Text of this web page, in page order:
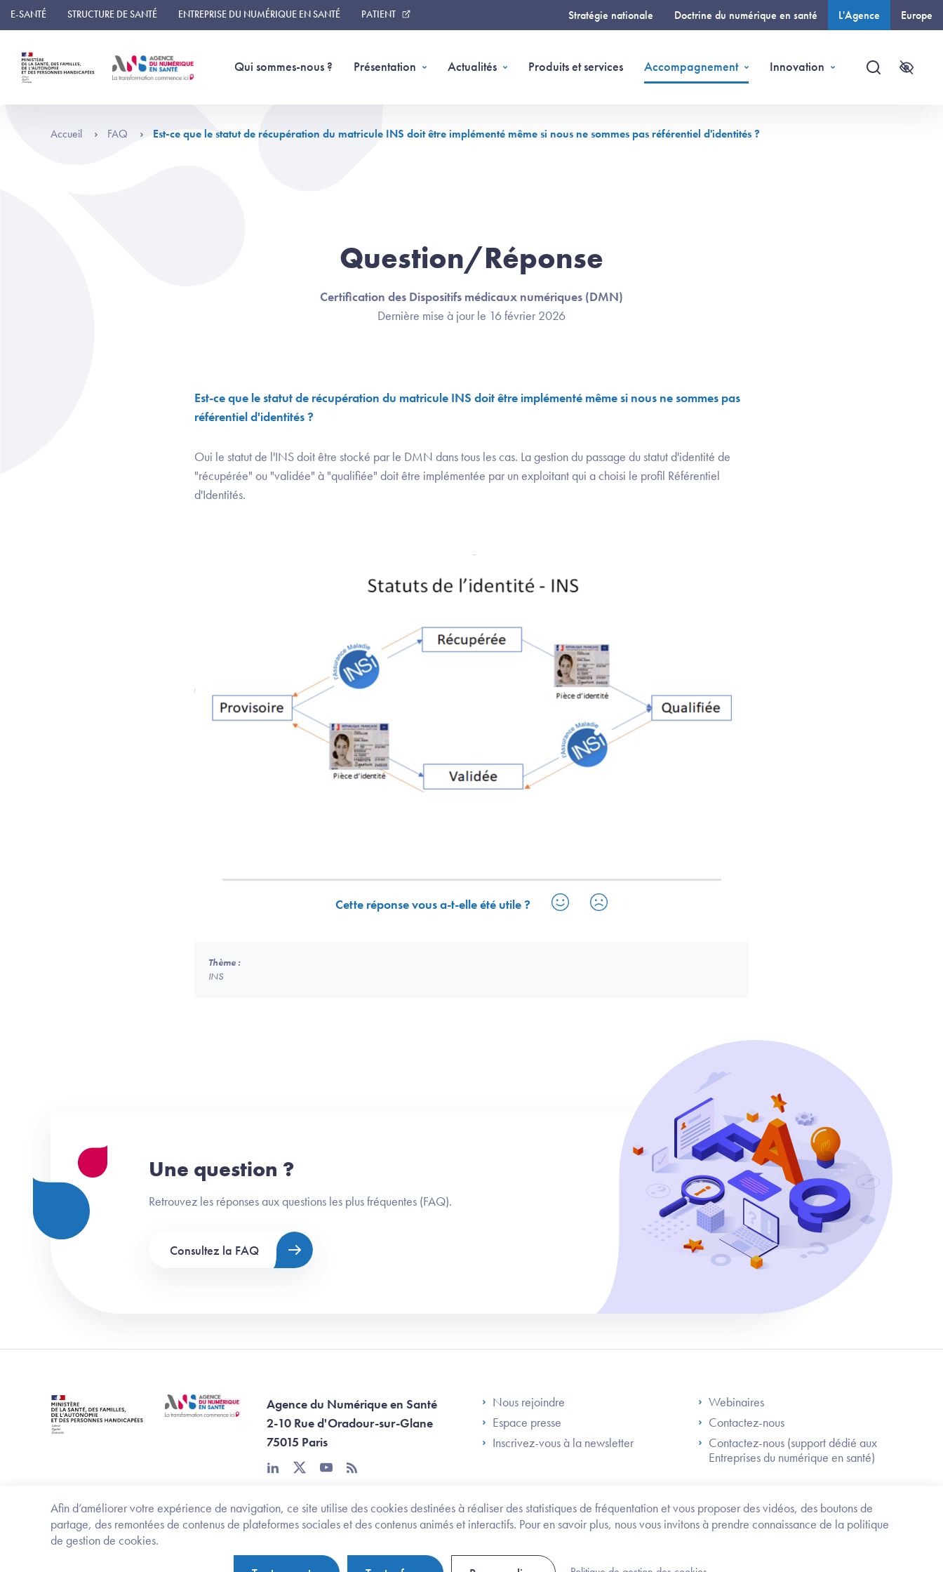
Panneau de gestion des cookies
Afin d’améliorer votre expérience de navigation, ce site utilise des cookies destinées à réaliser des statistiques de fréquentation et vous proposer des vidéos, des boutons de
partage, des remontées de contenus de plateformes sociales et des contenus animés et interactifs. Pour en savoir plus, nous vous invitons à prendre connaissance de la politique
de gestion de cookies.
E-SANTÉ STRUCTURE DE SANTÉ ENTREPRISE DU NUMÉRIQUE EN SANTÉ PATIENT Stratégie nationale Doctrine du numérique en santé L'Agence Europe
Qui sommes-nous ? Présentation Actualités Produits et services Accompagnement Innovation
Recherche
Trouvez
Accueil FAQ Est-ce que le statut de récupération du matricule INS doit être implémenté même si nous ne sommes pas référentiel d'identités ?
Question/Réponse
Certification des Dispositifs médicaux numériques (DMN)
Dernière mise à jour le 16 février 2026
Est-ce que le statut de récupération du matricule INS doit être implémenté même si nous ne sommes pas
référentiel d'identités ?
Oui le statut de l'INS doit être stocké par le DMN dans tous les cas. La gestion du passage du statut d'identité de
"récupérée" ou "validée" à "qualifiée" doit être implémentée par un exploitant qui a choisi le profil Référentiel
d'Identités.
Cette réponse vous a-t-elle été utile ?
Thème :
INS
Une question ?
Retrouvez les réponses aux questions les plus fréquentes (FAQ).
Consultez la FAQ
Agence du Numérique en Santé
2-10 Rue d'Oradour-sur-Glane
75015 Paris
linkedintwitteryoutube
rss
Footer Left ANS
Nous rejoindre
Espace presse
Inscrivez-vous à la newsletter
Footer Right ANS
Webinaires
Contactez-nous
Contactez-nous (support dédié aux
Entreprises du numérique en santé)
Footer Bottom ANS
Ministère de la santé, des familles, de l'autonomie et des personnes handicapées Legifrance.gouv.fr